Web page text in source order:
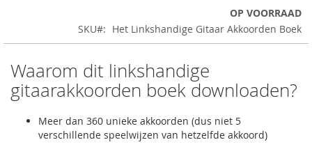
OP VOORRAAD
SKU
Het Linkshandige Gitaar Akkoorden Boek
Waarom dit linkshandige
gitaarakkoorden boek downloaden?
Meer dan 360 unieke akkoorden (dus niet 5
verschillende speelwijzen van hetzelfde akkoord)